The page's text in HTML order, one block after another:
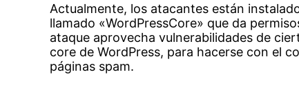
Actualmente, los atacantes están
llamado «WordPressCore» que da
ataque aprovecha vulnerabilidades de
core de WordPress, para hacerse con el
páginas spam.